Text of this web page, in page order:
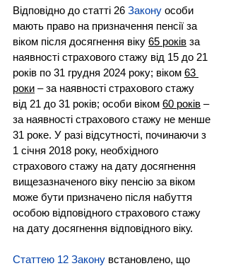
Відповідно до статті 26 Закону особи
мають право на призначення пенсії за
віком після досягнення віку 65 років за
наявності страхового стажу від 15 до 21
років по 31 грудня 2024 року; віком 63
роки – за наявності страхового стажу
від 21 до 31 років; особи віком 60 років –
за наявності страхового стажу не менше
31 рокe. У разі відсутності, починаючи з
1 січня 2018 року, необхідного
страхового стажу на дату досягнення
вищезазначеного віку пенсію за віком
може бути призначено після набуття
особою відповідного страхового стажу
на дату досягнення відповідного віку.
Статтею 12 Закону встановлено, що